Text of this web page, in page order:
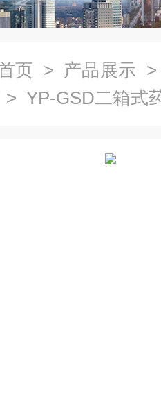
页 > 产品展示
> YP-GSD二箱式